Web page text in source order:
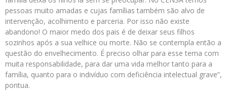
pessoas muito amadas e cujas famílias também são alvo de
intervenção, acolhimento e parceria. Por isso não existe
abandono! O maior medo dos pais é de deixar seus filhos
sozinhos após a sua velhice ou morte. Não se contempla então a
questão do envelhecimento. É preciso olhar para esse tema com
muita responsabilidade, para dar uma vida melhor tanto para a
família, quanto para o indivíduo com deficiência intelectual grave”,
pontua.